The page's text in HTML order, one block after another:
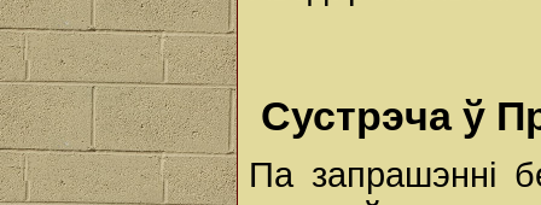
Сустрэча ў
Па запрашэнні